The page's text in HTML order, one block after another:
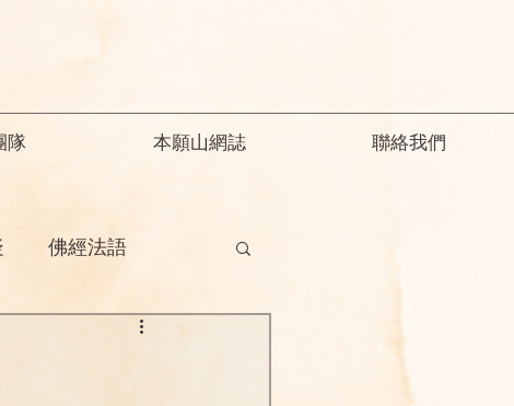
隊 本願山網誌 聯絡我們
佛經法語
釋迦教念彌陀